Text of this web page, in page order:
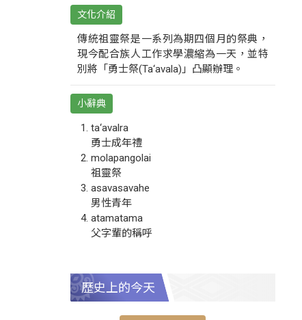
文化介紹
傳統祖靈祭是一系列為期四個月的祭典，
現今配合族人工作求學濃縮為一天，並特
別將「勇士祭(Ta‘avala)」凸顯辦理。
小辭典
ta‘avalra
勇士成年禮
molapangolai
祖靈祭
asavasavahe
男性青年
atamatama
父字輩的稱呼
歷史上的今天